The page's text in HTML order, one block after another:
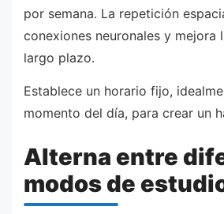
por semana. La repetición
conexiones neuronales y mejora
largo plazo.
Establece un horario fijo,
momento del día, para crear un
Alterna entre
modos de